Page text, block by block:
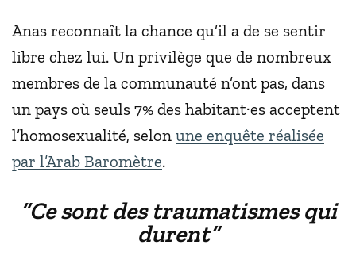
Anas reconnaît la chance qu’il a de se sentir
libre chez lui. Un privilège que de nombreux
membres de la communauté n’ont pas, dans
un pays où seuls 7% des habitant·es acceptent
l’homosexualité, selon une enquête réalisée
par l’Arab Baromètre.
“Ce sont des traumatismes qui
durent”